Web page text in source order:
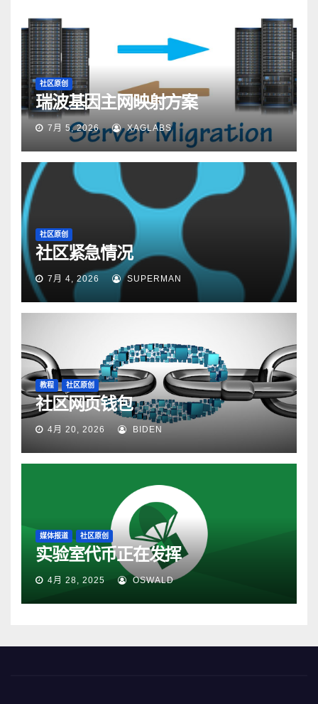
社区原创
瑞波基因主网映射方案
7月 5, 2026 XAGLABS
社区原创
社区紧急情况
7月 4, 2026 SUPERMAN
教程 社区原创
社区网页钱包
4月 20, 2026 BIDEN
媒体报道 社区原创
实验室代币正在发挥
4月 28, 2025 OSWALD